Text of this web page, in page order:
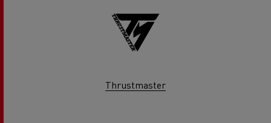
Thrustmaster